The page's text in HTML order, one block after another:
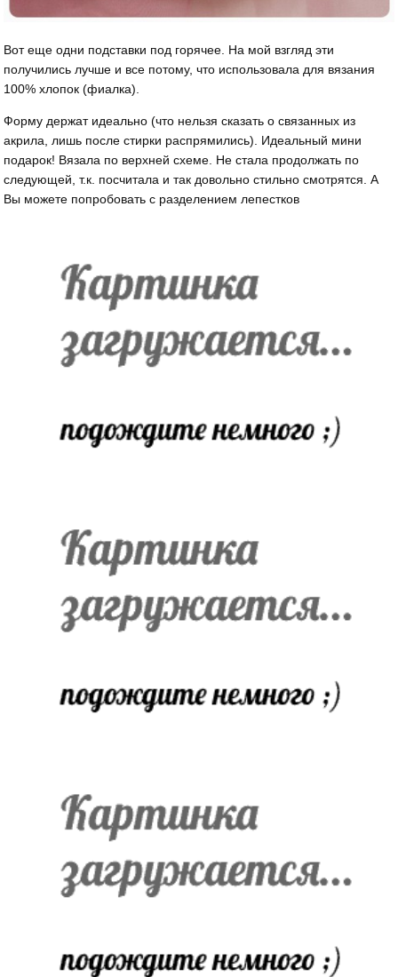
Вот еще одни подставки под горячее. На мой взгляд эти
получились лучше и все потому, что использовала для вязания
100% хлопок (фиалка).
Форму держат идеально (что нельзя сказать о связанных из
акрила, лишь после стирки распрямились). Идеальный мини
подарок! Вязала по верхней схеме. Не стала продолжать по
следующей, т.к. посчитала и так довольно стильно смотрятся. А
Вы можете попробовать с разделением лепестков